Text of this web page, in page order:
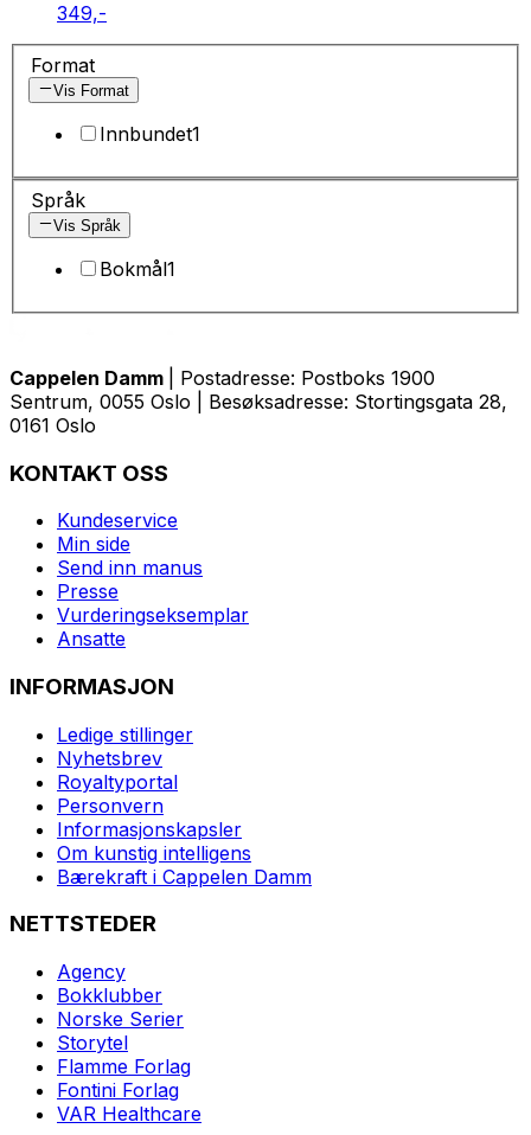
349,-
Format
Vis Format
Innbundet1
Språk
Vis Språk
Bokmål1
Cappelen Damm
| Postadresse: Postboks 1900
Sentrum, 0055 Oslo | Besøksadresse: Stortingsgata 28,
0161 Oslo
KONTAKT OSS
Kundeservice
Min side
Send inn manus
Presse
Vurderingseksemplar
Ansatte
INFORMASJON
Ledige stillinger
Nyhetsbrev
Royaltyportal
Personvern
Informasjonskapsler
Om kunstig intelligens
Bærekraft i Cappelen Damm
NETTSTEDER
Agency
Bokklubber
Norske Serier
Storytel
Flamme Forlag
Fontini Forlag
VAR Healthcare